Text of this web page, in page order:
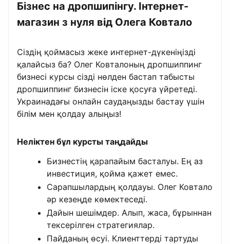
Бізнес на дропшипінгу. Інтернет-
магазин з нуля від Олега Ковтало
Сіздің қоймасыз жеке интернет-дүкеніңізді
қалайсыз ба? Олег Ковталоның дропшиппинг
бизнесі курсы сізді нөлден бастап табысты
дропшиппинг бизнесін іске қосуға үйретеді.
Украинадағы онлайн саудаңызды бастау үшін
білім мен қолдау алыңыз!
Неліктен бұл курсты таңдайды
Бизнестің қарапайым басталуы. Ең аз
инвестиция, қойма қажет емес.
Сарапшылардың қолдауы. Олег Ковтало
әр кезеңде көмектеседі.
Дайын шешімдер. Алып, жаса, бұрыннан
тексерілген стратегиялар.
Пайданың өсуі. Клиенттерді тартуды